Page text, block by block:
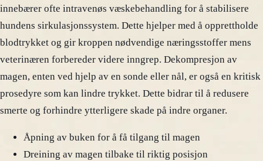
innebærer ofte intravenøs væskebehandling for å stabilisere
hundens sirkulasjonssystem. Dette hjelper med å opprettholde
blodtrykket og gir kroppen nødvendige næringsstoffer mens
veterinæren forbereder videre inngrep. Dekompresjon av
magen, enten ved hjelp av en sonde eller nål, er også en kritisk
prosedyre som kan lindre trykket. Dette bidrar til å redusere
smerte og forhindre ytterligere skade på indre organer.
Åpning av buken for å få tilgang til magen
Dreining av magen tilbake til riktig posisjon